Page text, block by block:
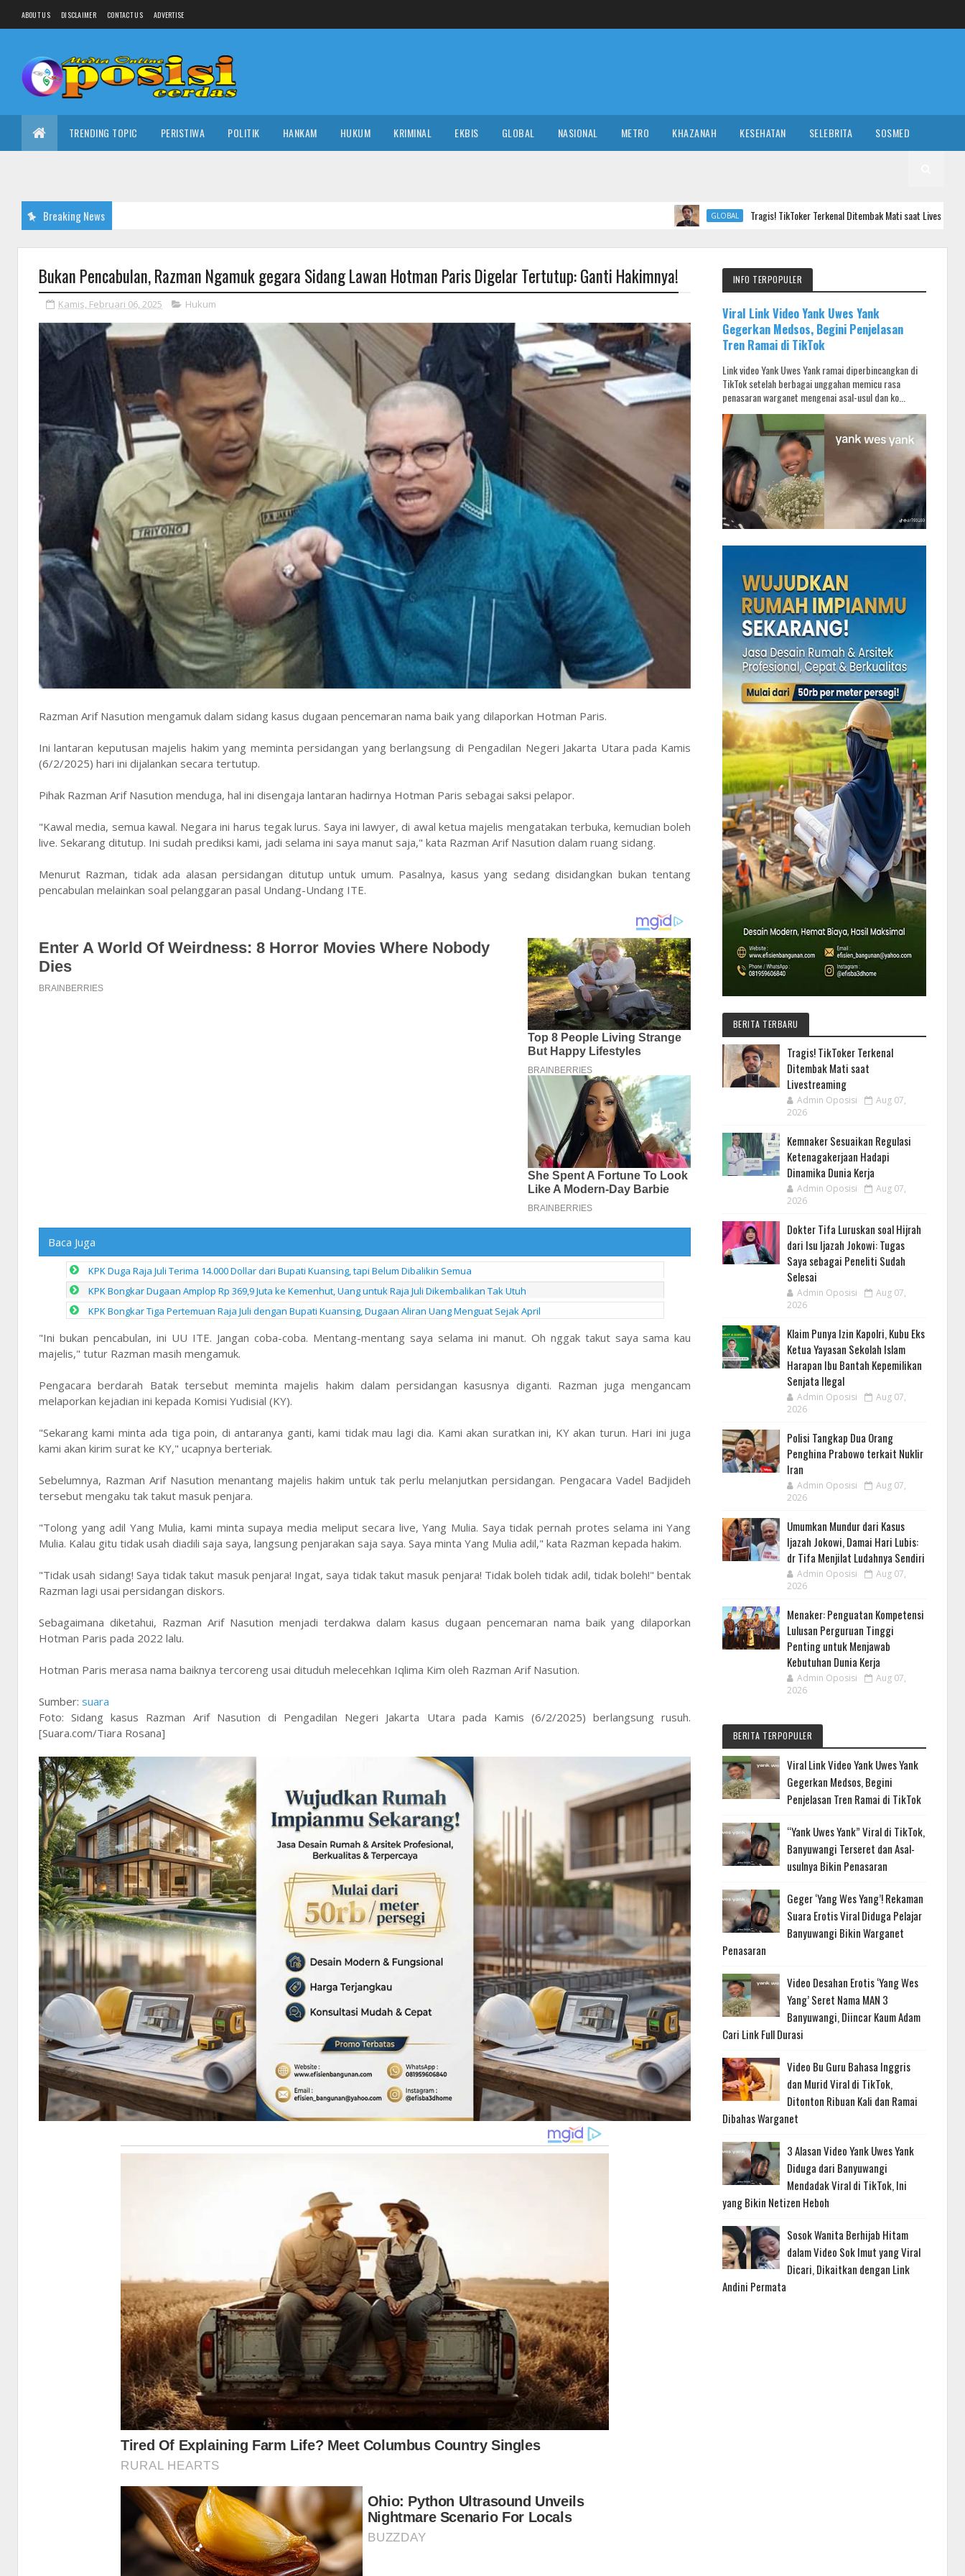
ABOUT US DISCLAIMER CONTACT US ADVERTISE
TRENDING TOPIC PERISTIWA POLITIK HANKAM HUKUM KRIMINAL EKBIS GLOBAL NASIONAL METRO KHAZANAH KESEHATAN SELEBRITA SOSMED
Breaking News Tragis! TikToker Terkenal Ditembak Mati saat Livestreaming
Bukan Pencabulan, Razman Ngamuk gegara Sidang Lawan Hotman Paris Digelar Tertutup: Ganti Hakimnya!
Kamis, Februari 06, 2025 Hukum
Razman Arif Nasution mengamuk dalam sidang kasus dugaan pencemaran nama baik yang dilaporkan Hotman Paris.
Ini lantaran keputusan majelis hakim yang meminta persidangan yang berlangsung di Pengadilan Negeri Jakarta Utara pada Kamis
(6/2/2025) hari ini dijalankan secara tertutup.
Pihak Razman Arif Nasution menduga, hal ini disengaja lantaran hadirnya Hotman Paris sebagai saksi pelapor.
"Kawal media, semua kawal. Negara ini harus tegak lurus. Saya ini lawyer, di awal ketua majelis mengatakan terbuka, kemudian boleh
live. Sekarang ditutup. Ini sudah prediksi kami, jadi selama ini saya manut saja," kata Razman Arif Nasution dalam ruang sidang.
Menurut Razman, tidak ada alasan persidangan ditutup untuk umum. Pasalnya, kasus yang sedang disidangkan bukan tentang
pencabulan melainkan soal pelanggaran pasal Undang-Undang ITE.
Baca Juga
KPK Duga Raja Juli Terima 14.000 Dollar dari Bupati Kuansing, tapi Belum Dibalikin Semua
KPK Bongkar Dugaan Amplop Rp 369,9 Juta ke Kemenhut, Uang untuk Raja Juli Dikembalikan Tak Utuh
KPK Bongkar Tiga Pertemuan Raja Juli dengan Bupati Kuansing, Dugaan Aliran Uang Menguat Sejak April
"Ini bukan pencabulan, ini UU ITE. Jangan coba-coba. Mentang-mentang saya selama ini manut. Oh nggak takut saya sama kau
majelis," tutur Razman masih mengamuk.
Pengacara berdarah Batak tersebut meminta majelis hakim dalam persidangan kasusnya diganti. Razman juga mengancam
melaporkan kejadian ini kepada Komisi Yudisial (KY).
"Sekarang kami minta ada tiga poin, di antaranya ganti, kami tidak mau lagi dia. Kami akan suratkan ini, KY akan turun. Hari ini juga
kami akan kirim surat ke KY," ucapnya berteriak.
Sebelumnya, Razman Arif Nasution menantang majelis hakim untuk tak perlu melanjutkan persidangan. Pengacara Vadel Badjideh
tersebut mengaku tak takut masuk penjara.
"Tolong yang adil Yang Mulia, kami minta supaya media meliput secara live, Yang Mulia. Saya tidak pernah protes selama ini Yang
Mulia. Kalau gitu tidak usah diadili saja saya, langsung penjarakan saja saya. Saya minta Yang Mulia adil," kata Razman kepada hakim.
"Tidak usah sidang! Saya tidak takut masuk penjara! Ingat, saya tidak takut masuk penjara! Tidak boleh tidak adil, tidak boleh!" bentak
Razman lagi usai persidangan diskors.
Sebagaimana diketahui, Razman Arif Nasution menjadi terdakwa dalam kasus dugaan pencemaran nama baik yang dilaporkan
Hotman Paris pada 2022 lalu.
Hotman Paris merasa nama baiknya tercoreng usai dituduh melecehkan Iqlima Kim oleh Razman Arif Nasution.
Sumber: suara
Foto: Sidang kasus Razman Arif Nasution di Pengadilan Negeri Jakarta Utara pada Kamis (6/2/2025) berlangsung rusuh.
[Suara.com/Tiara Rosana]
INFO TERPOPULER
Viral Link Video Yank Uwes Yank
Gegerkan Medsos, Begini Penjelasan
Tren Ramai di TikTok
Link video Yank Uwes Yank ramai diperbincangkan di
TikTok setelah berbagai unggahan memicu rasa
penasaran warganet mengenai asal-usul dan ko...
BERITA TERBARU
Tragis! TikToker Terkenal
Ditembak Mati saat
Livestreaming
Admin Oposisi
Aug 07,
2026
Kemnaker Sesuaikan Regulasi
Ketenagakerjaan Hadapi
Dinamika Dunia Kerja
Admin Oposisi
Aug 07,
2026
Dokter Tifa Luruskan soal Hijrah
dari Isu Ijazah Jokowi: Tugas
Saya sebagai Peneliti Sudah
Selesai
Admin Oposisi
Aug 07,
2026
Klaim Punya Izin Kapolri, Kubu Eks
Ketua Yayasan Sekolah Islam
Harapan Ibu Bantah Kepemilikan
Senjata Ilegal
Admin Oposisi
Aug 07,
2026
Polisi Tangkap Dua Orang
Penghina Prabowo terkait Nuklir
Iran
Admin Oposisi
Aug 07,
2026
Umumkan Mundur dari Kasus
Ijazah Jokowi, Damai Hari Lubis:
dr Tifa Menjilat Ludahnya Sendiri
Admin Oposisi
Aug 07,
2026
Menaker: Penguatan Kompetensi
Lulusan Perguruan Tinggi
Penting untuk Menjawab
Kebutuhan Dunia Kerja
Admin Oposisi
Aug 07,
2026
BERITA TERPOPULER
Viral Link Video Yank Uwes Yank
Gegerkan Medsos, Begini
Penjelasan Tren Ramai di TikTok
“Yank Uwes Yank” Viral di TikTok,
Banyuwangi Terseret dan Asal-
usulnya Bikin Penasaran
Geger ‘Yang Wes Yang’! Rekaman
Suara Erotis Viral Diduga Pelajar
Banyuwangi Bikin Warganet
Penasaran
Video Desahan Erotis ‘Yang Wes
Yang’ Seret Nama MAN 3
Banyuwangi, Diincar Kaum Adam
Cari Link Full Durasi
Video Bu Guru Bahasa Inggris
dan Murid Viral di TikTok,
Ditonton Ribuan Kali dan Ramai
Dibahas Warganet
3 Alasan Video Yank Uwes Yank
Diduga dari Banyuwangi
Mendadak Viral di TikTok, Ini
yang Bikin Netizen Heboh
Sosok Wanita Berhijab Hitam
dalam Video Sok Imut yang Viral
Dicari, Dikaitkan dengan Link
Andini Permata